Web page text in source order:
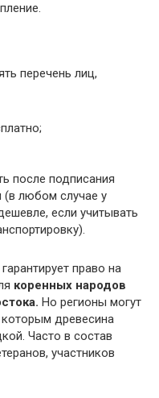
перечень лиц,
после подписания
(в любом случае у
если учитывать
право на
коренных народов
Но регионы могут
которым древесина
Часто в состав
участников